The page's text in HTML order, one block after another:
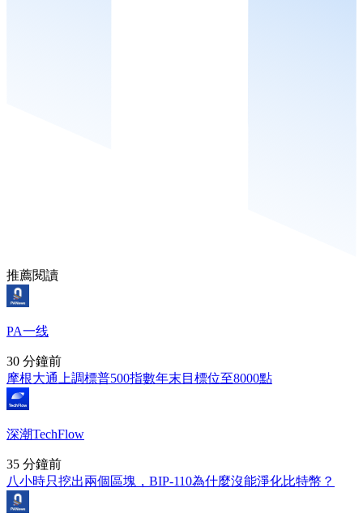
推薦閱讀
PA一线
30 分鐘前
摩根大通上調標普500指數年末目標位至8000點
深潮TechFlow
35 分鐘前
八小時只挖出兩個區塊，BIP-110為什麼沒能淨化比特幣？